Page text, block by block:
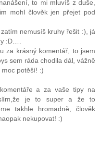
to mi mluvíš z duše,
mohl člověk jen přejet pod
nemusíš kruhy řešit :), já
:D….
za krásný komentář, to jsem
sem ráda chodila dál, vážně
moc potěší! :)
a za vaše tipy na
je to super a že to
takhle hromadně, člověk
nekupovat! :)